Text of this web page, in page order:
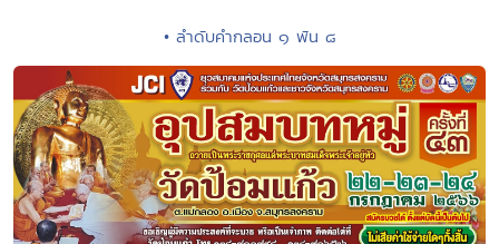
• ลำดับคำกลอน ๑ พัน ๘